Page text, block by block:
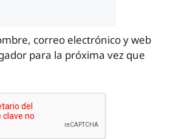
correo electrónico y web
para la próxima vez que